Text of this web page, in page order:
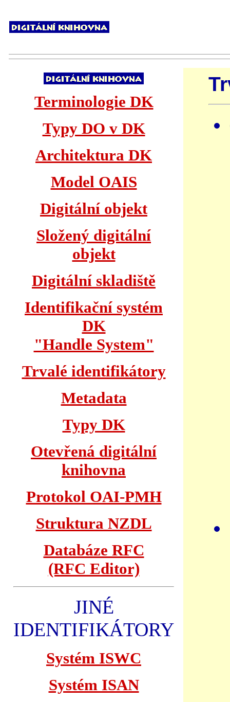
Terminologie DK
Typy DO v DK
Architektura DK
Model OAIS
Digitální objekt
Složený digitální
objekt
Digitální skladiště
Identifikační systém
DK
"Handle System"
Trvalé identifikátory
Metadata
Typy DK
Otevřená digitální
knihovna
Protokol OAI-PMH
Struktura NZDL
Databáze RFC
(RFC Editor)
JINÉ
IDENTIFIKÁTORY
Systém ISWC
Systém ISAN